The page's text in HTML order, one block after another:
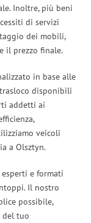
Inoltre, più beni
di servizi
dei mobili,
il prezzo finale.
in base alle
disponibili
addetti ai
veicoli
a Olsztyn.
e formati
Il nostro
possibile,
del tuo